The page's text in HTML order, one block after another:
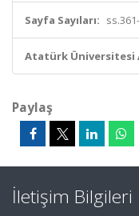
Sayfa Sayıları:
Atatürk Üniversitesi
Paylaş
İletişim Bilgileri